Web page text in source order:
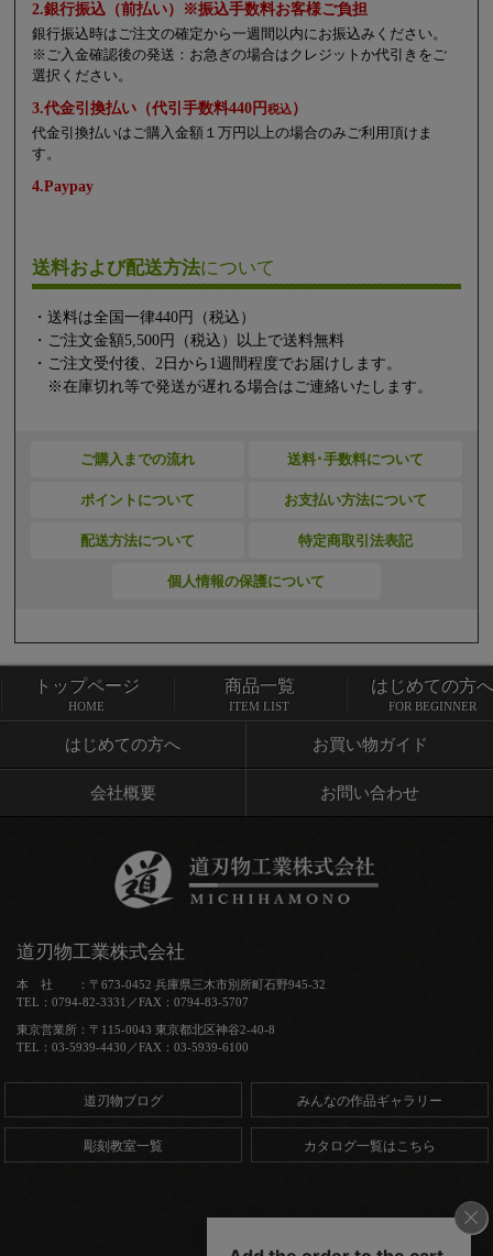
2.銀行振込（前払い）※振込手数料お客様ご負担
銀行振込時はご注文の確定から一週間以内にお振込みください。
※ご入金確認後の発送：お急ぎの場合はクレジットか代引きをご
選択ください。
3.代金引換払い（代引手数料440円税込）
代金引換払いはご購入金額１万円以上の場合のみご利用頂けま
す。
4.Paypay
送料および配送方法について
・送料は全国一律440円（税込）
・ご注文金額5,500円（税込）以上で送料無料
・ご注文受付後、2日から1週間程度でお届けします。
※在庫切れ等で発送が遅れる場合はご連絡いたします。
ご購入までの流れ 送料･手数料について
ポイントについて お支払い方法について
配送方法について 特定商取引法表記
個人情報の保護について
トップページ 商品一覧
はじめての方へ お買い物ガイド
会社概要 お問い合わせ
トップページ
HOME
商品一覧
ITEM LIST
はじめての方へ
FOR BEGINNER
道刃物工業株式会社
本 社 ：〒673-0452 兵庫県三木市別所町石野945-32
TEL：0794-82-3331／FAX：0794-83-5707
東京営業所：〒115-0043 東京都北区神谷2-40-8
TEL：03-5939-4430／FAX：03-5939-6100
道刃物ブログ みんなの作品ギャラリー
彫刻教室一覧 カタログ一覧はこちら